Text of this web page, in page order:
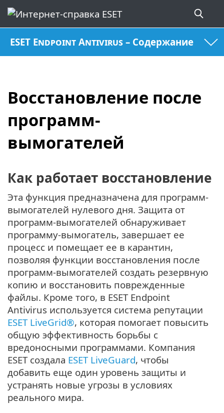
ESET Endpoint Antivirus – Содержание
Восстановление после
программ-
вымогателей
Как работает восстановление
Эта функция предназначена для программ-
вымогателей нулевого дня. Защита от
программ-вымогателей обнаруживает
программу-вымогатель, завершает ее
процесс и помещает ее в карантин,
позволяя функции восстановления после
программ-вымогателей создать резервную
копию и восстановить поврежденные
файлы. Кроме того, в ESET Endpoint
Antivirus используется система репутации
ESET LiveGrid®, которая помогает повысить
общую эффективность борьбы с
вредоносными программами. Компания
ESET создала ESET LiveGuard, чтобы
добавить еще один уровень защиты и
устранять новые угрозы в условиях
реального мира.